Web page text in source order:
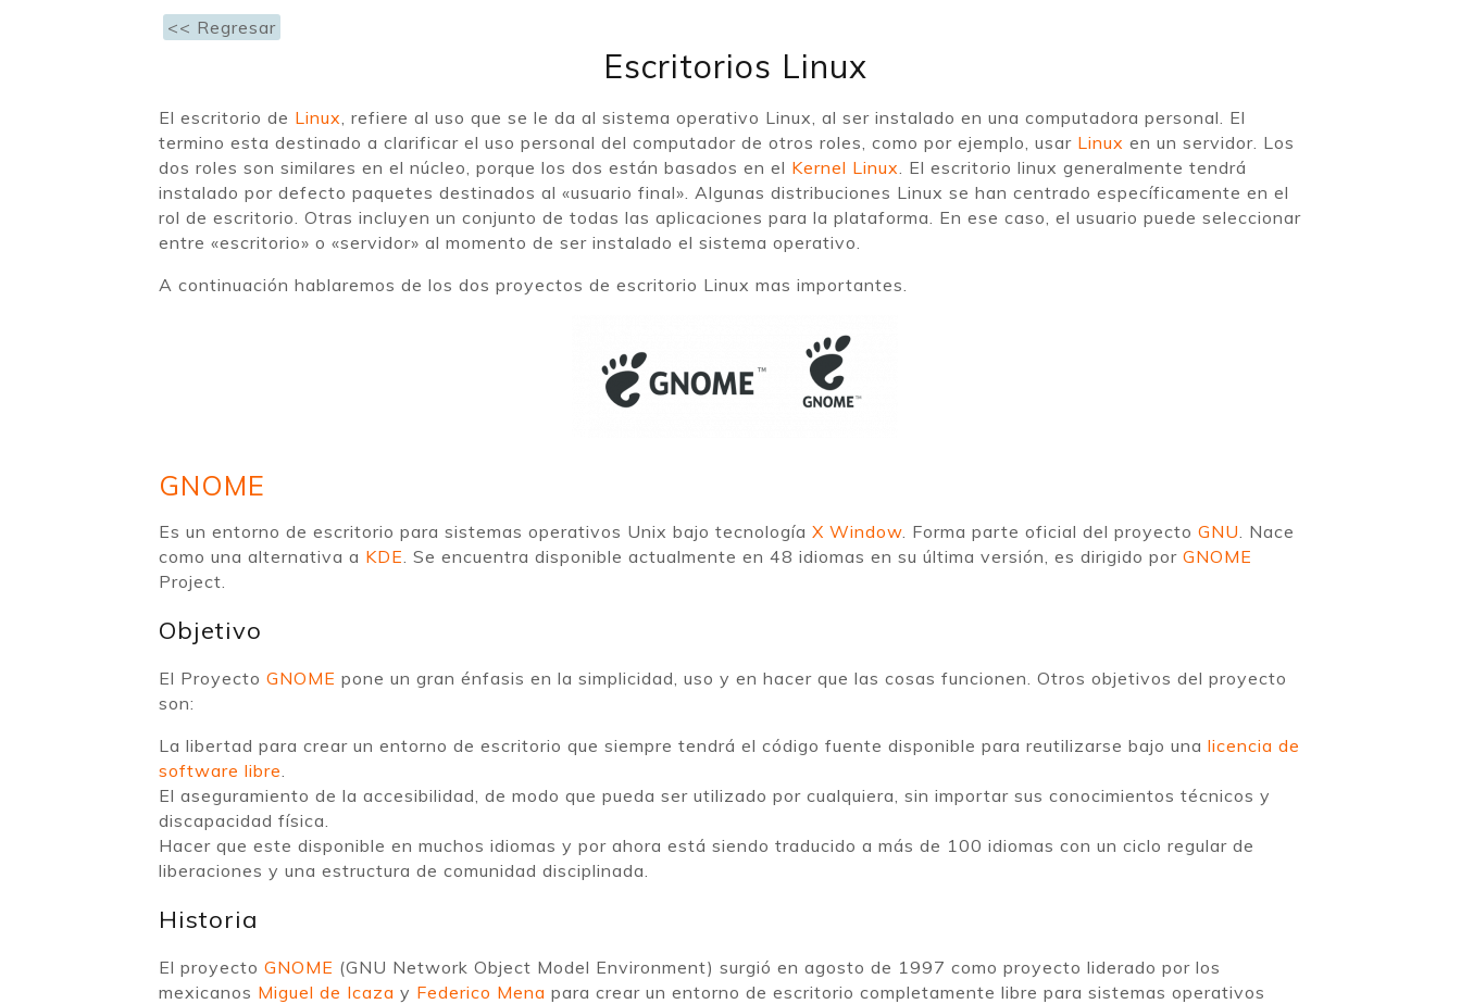
<< Regresar
Escritorios Linux
El escritorio de Linux, refiere al uso que se le da al sistema operativo Linux, al ser instalado en una computadora personal. El
termino esta destinado a clarificar el uso personal del computador de otros roles, como por ejemplo, usar Linux en un servidor. Los
dos roles son similares en el núcleo, porque los dos están basados en el Kernel Linux. El escritorio linux generalmente tendrá
instalado por defecto paquetes destinados al «usuario final». Algunas distribuciones Linux se han centrado específicamente en el
rol de escritorio. Otras incluyen un conjunto de todas las aplicaciones para la plataforma. En ese caso, el usuario puede seleccionar
entre «escritorio» o «servidor» al momento de ser instalado el sistema operativo.
A continuación hablaremos de los dos proyectos de escritorio Linux mas importantes.
GNOME
Es un entorno de escritorio para sistemas operativos Unix bajo tecnología X Window. Forma parte oficial del proyecto GNU. Nace
como una alternativa a KDE. Se encuentra disponible actualmente en 48 idiomas en su última versión, es dirigido por GNOME
Project.
Objetivo
El Proyecto GNOME pone un gran énfasis en la simplicidad, uso y en hacer que las cosas funcionen. Otros objetivos del proyecto
son:
La libertad para crear un entorno de escritorio que siempre tendrá el código fuente disponible para reutilizarse bajo una licencia de
software libre.
El aseguramiento de la accesibilidad, de modo que pueda ser utilizado por cualquiera, sin importar sus conocimientos técnicos y
discapacidad física.
Hacer que este disponible en muchos idiomas y por ahora está siendo traducido a más de 100 idiomas con un ciclo regular de
liberaciones y una estructura de comunidad disciplinada.
Historia
El proyecto GNOME (GNU Network Object Model Environment) surgió en agosto de 1997 como proyecto liderado por los
mexicanos Miguel de Icaza y Federico Mena para crear un entorno de escritorio completamente libre para sistemas operativos